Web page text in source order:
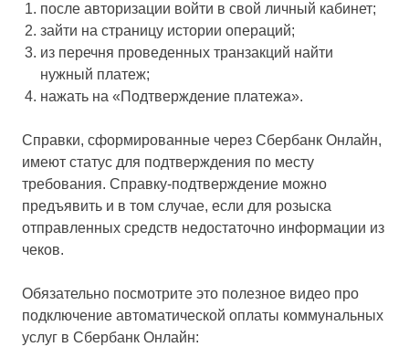
после авторизации войти в свой личный кабинет;
зайти на страницу истории операций;
из перечня проведенных транзакций найти
нужный платеж;
нажать на «Подтверждение платежа».
Справки, сформированные через Сбербанк Онлайн,
имеют статус для подтверждения по месту
требования. Справку-подтверждение можно
предъявить и в том случае, если для розыска
отправленных средств недостаточно информации из
чеков.
Обязательно посмотрите это полезное видео про
подключение автоматической оплаты коммунальных
услуг в Сбербанк Онлайн: